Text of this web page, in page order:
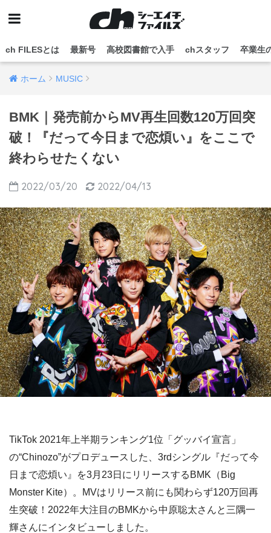
ch FILESとは 最新号 高校図書館で入手 chスタッフ 卒業生
ホーム MUSIC
BMK｜発売前からMV再生回数120万回突
破！『だって今日まで恋煩い』をここで
終わらせたくない
2022/03/20 2022/04/13
TikTok 2021年上半期ランキング1位「グッバイ宣言」
の“Chinozo”がプロデュースした、3rdシングル『だって今
日まで恋煩い』を3月23日にリリースするBMK（Big
Monster Kite）。MVはリリース前にも関わらず120万回再
生突破！2022年大注目のBMKから中原聡太さんと三隅一
輝さんにインタビューしました。